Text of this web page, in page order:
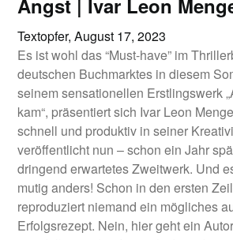
Angst | Ivar Leon
Textopfer,August 17, 2023
Es ist wohl das “Must-have” im
deutschen Buchmarktes in diesem
seinem sensationellen Erstlingswerk
kam“, präsentiert sich Ivar Leon
schnell und produktiv in seiner
veröffentlicht nun – schon ein Jahr
dringend erwartetes Zweitwerk. Und
mutig anders! Schon in den ersten
reproduziert niemand ein mögliches
Erfolgsrezept. Nein, hier geht ein